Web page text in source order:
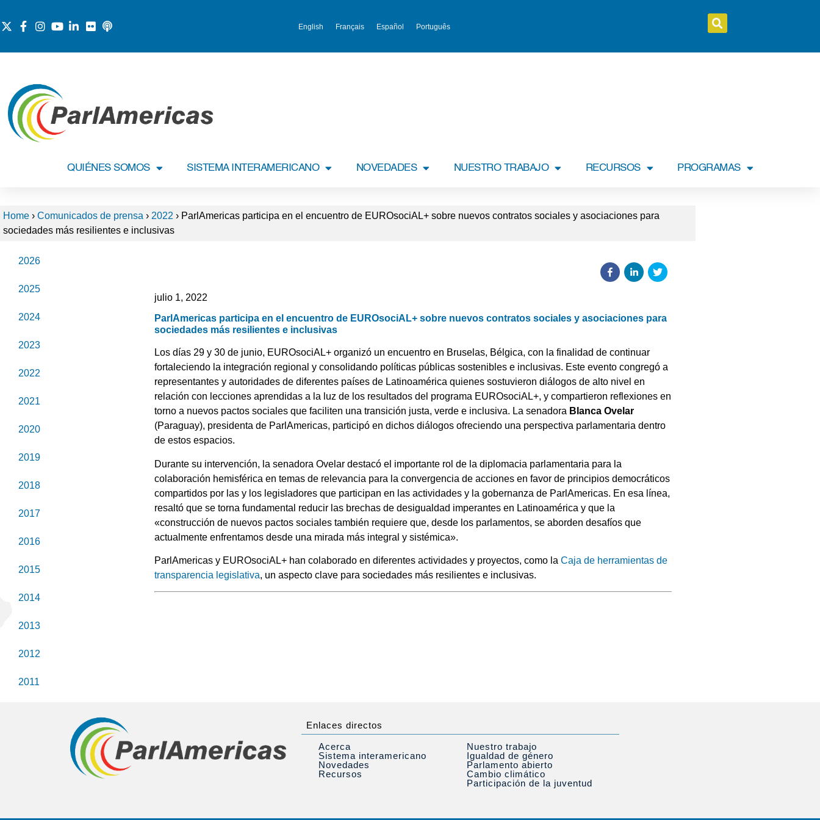
English Français Español Português
QUIÉNES SOMOS SISTEMA INTERAMERICANO NOVEDADES NUESTRO TRABAJO RECURSOS PROGRAMAS
Home › Comunicados de prensa › 2022 › ParlAmericas participa en el encuentro de EUROsociAL+ sobre nuevos contratos sociales y asociaciones para
sociedades más resilientes e inclusivas
2026
2025
2024
2023
2022
2021
2020
2019
2018
2017
2016
2015
2014
2013
2012
2011
julio 1, 2022
ParlAmericas participa en el encuentro de EUROsociAL+ sobre nuevos contratos sociales y asociaciones para
sociedades más resilientes e inclusivas
Los días 29 y 30 de junio, EUROsociAL+ organizó un encuentro en Bruselas, Bélgica, con la finalidad de continuar
fortaleciendo la integración regional y consolidando políticas públicas sostenibles e inclusivas. Este evento congregó a
representantes y autoridades de diferentes países de Latinoamérica quienes sostuvieron diálogos de alto nivel en
relación con lecciones aprendidas a la luz de los resultados del programa EUROsociAL+, y compartieron reflexiones en
torno a nuevos pactos sociales que faciliten una transición justa, verde e inclusiva. La senadora Blanca Ovelar
(Paraguay), presidenta de ParlAmericas, participó en dichos diálogos ofreciendo una perspectiva parlamentaria dentro
de estos espacios.
Durante su intervención, la senadora Ovelar destacó el importante rol de la diplomacia parlamentaria para la
colaboración hemisférica en temas de relevancia para la convergencia de acciones en favor de principios democráticos
compartidos por las y los legisladores que participan en las actividades y la gobernanza de ParlAmericas. En esa línea,
resaltó que se torna fundamental reducir las brechas de desigualdad imperantes en Latinoamérica y que la
«construcción de nuevos pactos sociales también requiere que, desde los parlamentos, se aborden desafíos que
actualmente enfrentamos desde una mirada más integral y sistémica».
ParlAmericas y EUROsociAL+ han colaborado en diferentes actividades y proyectos, como laCaja de herramientas de
transparencia legislativa, un aspecto clave para sociedades más resilientes e inclusivas.
Enlaces directos
Acerca
Sistema interamericano
Novedades
Recursos
Nuestro trabajo
Igualdad de género
Parlamento abierto
Cambio climático
Participación de la juventud